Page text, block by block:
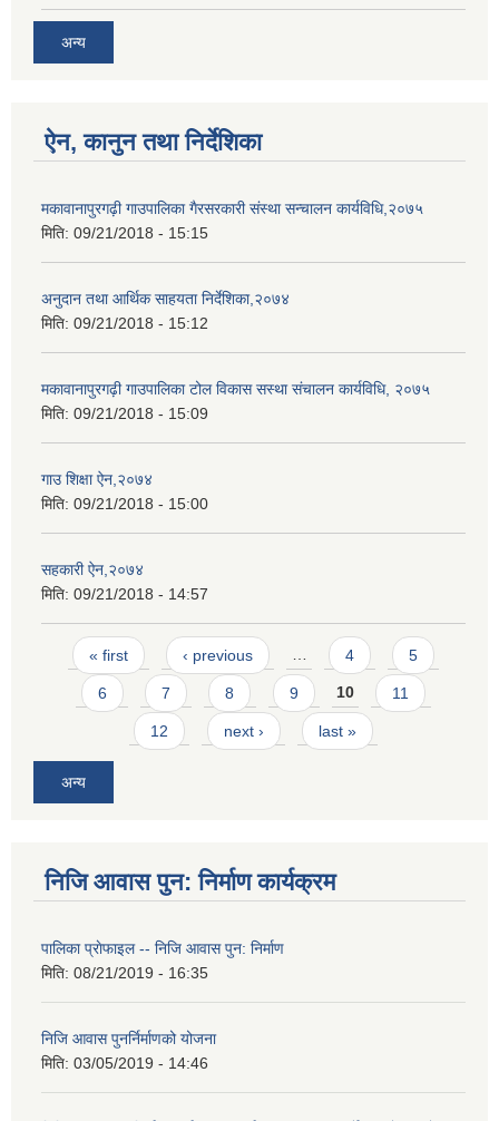
अन्य
ऐन, कानुन तथा निर्देशिका
मकावानापुरगढ़ी गाउपालिका गैरसरकारी संस्था सन्चालन कार्यविधि,२०७५
मिति: 09/21/2018 - 15:15
अनुदान तथा आर्थिक साहयता निर्देशिका,२०७४
मिति: 09/21/2018 - 15:12
मकावानापुरगढ़ी गाउपालिका टोल विकास सस्था संचालन कार्यविधि, २०७५
मिति: 09/21/2018 - 15:09
गाउ शिक्षा ऐन,२०७४
मिति: 09/21/2018 - 15:00
सहकारी ऐन,२०७४
मिति: 09/21/2018 - 14:57
Pages
« first ‹ previous … 4 5
6 7 8 9 10 11
12 next › last »
अन्य
निजि आवास पुन: निर्माण कार्यक्रम
पालिका प्राेफाइल -- निजि आवास पुन: निर्माण
मिति: 08/21/2019 - 16:35
निजि आवास पुनर्निर्माणको योजना
मिति: 03/05/2019 - 14:46